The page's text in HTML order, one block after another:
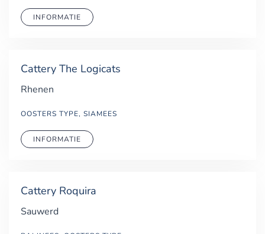
INFORMATIE
Cattery The Logicats
Rhenen
OOSTERS TYPE, SIAMEES
INFORMATIE
Cattery Roquira
Sauwerd